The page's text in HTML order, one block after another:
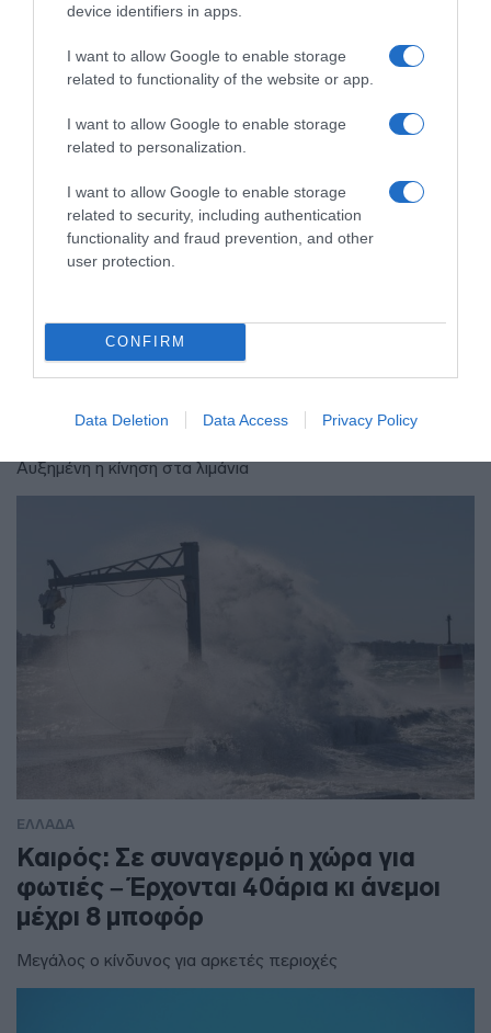
device identifiers in apps.
I want to allow Google to enable storage
related to functionality of the website or app.
I want to allow Google to enable storage
related to personalization.
I want to allow Google to enable storage
related to security, including authentication
functionality and fraud prevention, and other
user protection.
CONFIRM
Data Deletion Data Access Privacy Policy
Γεμάτα πλοία και ΚΤΕΛ ενόψει
η έξοδος του Αυγούστου
Αυξημένη η κίνηση στα λιμάνια
ΕΛΛΑΔΑ
Καιρός: Σε συναγερμό η χώρα για
φωτιές – Έρχονται 40άρια κι άνεμοι
μέχρι 8 μποφόρ
Μεγάλος ο κίνδυνος για αρκετές περιοχές